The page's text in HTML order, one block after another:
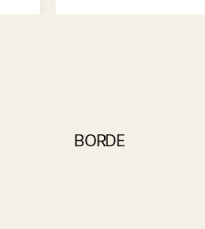
BORDE